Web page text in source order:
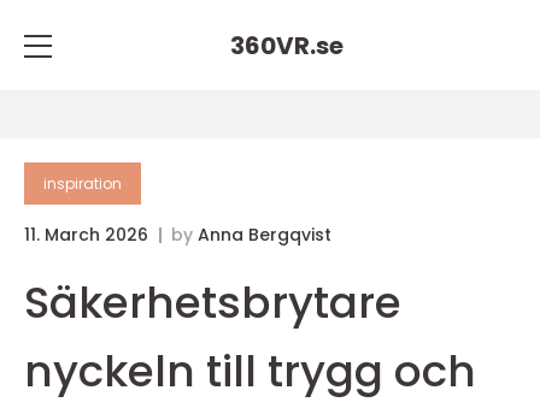
360VR.se
inspiration
11. March 2026 by Anna Bergqvist
Säkerhetsbrytare
nyckeln till trygg och